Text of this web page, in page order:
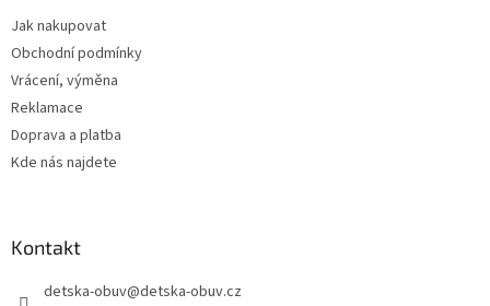
Jak nakupovat
Obchodní podmínky
Vrácení, výměna
Reklamace
Doprava a platba
Kde nás najdete
Kontakt
detska-obuv@detska-obuv.cz